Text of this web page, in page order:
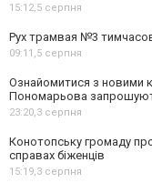
15:12,5 серпня
Рух трамвая №3
09:11,5 серпня
Ознайомитися з новими
Пономарьова
23:20,3 серпня
Конотопську громаду
справах біженців
15:19,3 серпня